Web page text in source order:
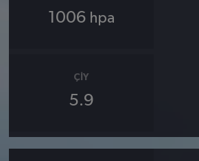
1006 hpa
ÇIY
5.9